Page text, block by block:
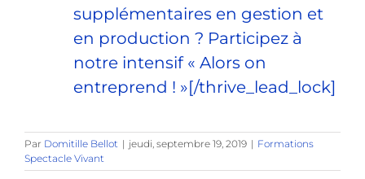
supplémentaires en gestion et
en production ? Participez à
notre intensif « Alors on
entreprend ! »[/thrive_lead_lock]
Par Domitille Bellot | jeudi, septembre 19, 2019 | Formations
Spectacle Vivant